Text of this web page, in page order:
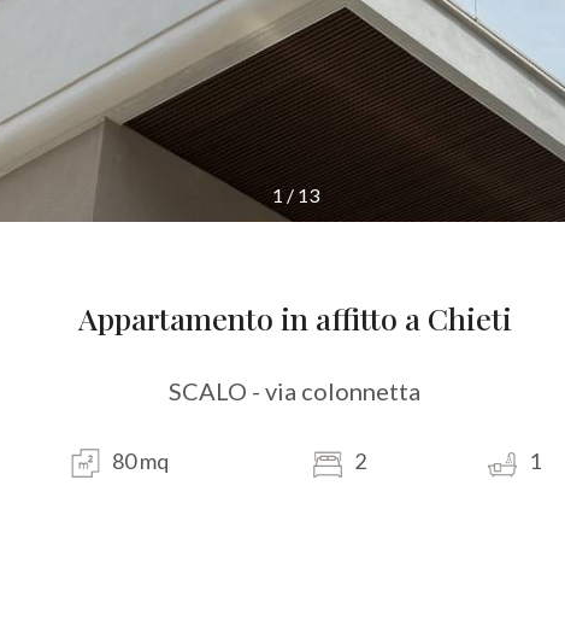
1/ 13
Appartamento in affitto a Chieti
SCALO - via colonnetta
80 mq 2 1